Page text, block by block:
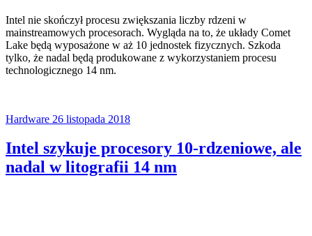
Intel nie skończył procesu zwiększania liczby rdzeni w
mainstreamowych procesorach. Wygląda na to, że układy Comet
Lake będą wyposażone w aż 10 jednostek fizycznych. Szkoda
tylko, że nadal będą produkowane z wykorzystaniem procesu
technologicznego 14 nm.
Hardware 26 listopada 2018
Intel szykuje procesory 10-rdzeniowe, ale
nadal w litografii 14 nm